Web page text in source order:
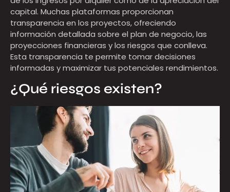
capital. Muchas plataformas proporcionan
transparencia en los proyectos, ofreciendo
información detallada sobre el plan de negocio, las
proyecciones financieras y los riesgos que conlleva.
Esta transparencia te permite tomar decisiones
informadas y maximizar tus potenciales rendimientos.
¿Qué riesgos existen?